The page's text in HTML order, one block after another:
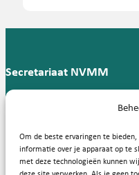
Om de beste ervaringen te
informatie over je apparaat op te
met deze technologieën kunnen
Secretariaat NVMM
Groningen